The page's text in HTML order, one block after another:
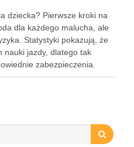
dziecka? Pierwsze kroki na
dla każdego malucha, ale
Statystyki pokazują, że
nauki jazdy, dlatego tak
zabezpieczenia.
stanowią kluczowy element